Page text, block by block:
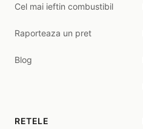
Cel mai ieftin combustibil
Raporteaza un pret
Blog
RETELE